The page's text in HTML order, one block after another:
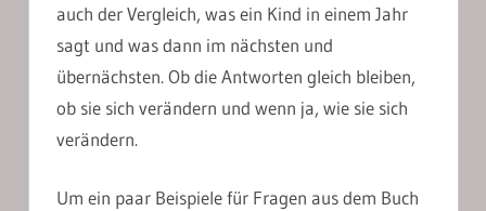
auch der Vergleich, was ein Kind in einem Jahr
sagt und was dann im nächsten und
übernächsten. Ob die Antworten gleich bleiben,
ob sie sich verändern und wenn ja, wie sie sich
verändern.
Um ein paar Beispiele für Fragen aus dem Buch